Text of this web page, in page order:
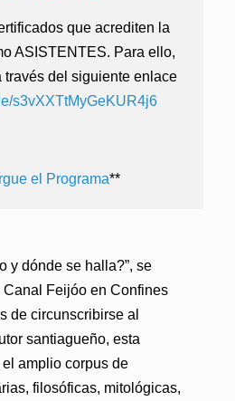
que acrediten la
ASISTENTES. Para ello,
través del siguiente enlace
s3vXXTtMyGeKUR4j6
el Programa**
y dónde se halla?”, se
Canal Feijóo en Confines
de circunscribirse al
santiagueño, esta
amplio corpus de
filosóficas, mitológicas,